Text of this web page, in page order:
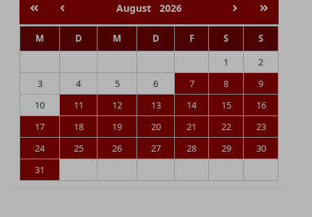
August 2026
M D M D F S
S
1
2
3
4 5 6 7 8
9
10
11 12 13 14 15
16
17
18 19 20 21 22
23
24
25 26 27 28 29
30
31